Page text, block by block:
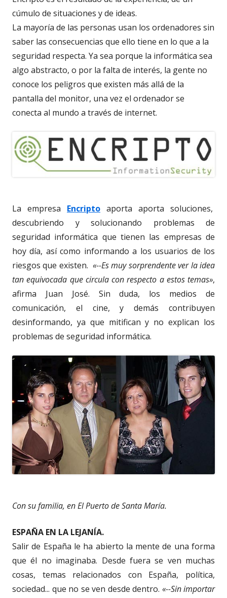
cúmulo de situaciones y de ideas.
La mayoría de las personas usan los ordenadores sin
saber las consecuencias que ello tiene en lo que a la
seguridad respecta. Ya sea porque la informática sea
algo abstracto, o por la falta de interés, la gente no
conoce los peligros que existen más allá de la
pantalla del monitor, una vez el ordenador se
conecta al mundo a través de internet.
La empresa Encripto aporta aporta soluciones,
descubriendo y solucionando problemas de
seguridad informática que tienen las empresas de
hoy día, así como informando a los usuarios de los
riesgos que existen. «--Es muy sorprendente ver la idea
tan equivocada que circula con respecto a estos temas»,
afirma Juan José. Sin duda, los medios de
comunicación, el cine, y demás contribuyen
desinformando, ya que mitifican y no explican los
problemas de seguridad informática.
Con su familia, en El Puerto de Santa María.
ESPAÑA EN LA LEJANÍA.
Salir de España le ha abierto la mente de una forma
que él no imaginaba. Desde fuera se ven muchas
cosas, temas relacionados con España, política,
sociedad... que no se ven desde dentro. «--Sin importar